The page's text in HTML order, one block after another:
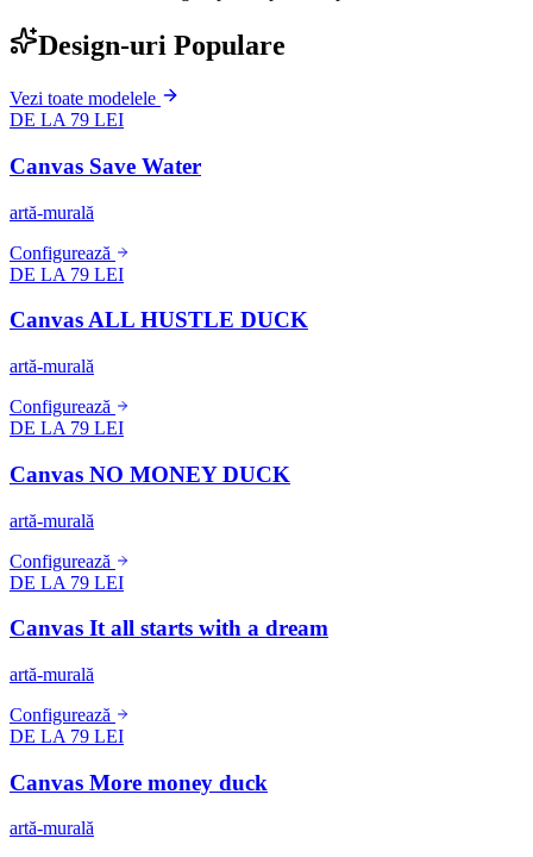
Design-uri Populare
Vezi toate modelele
DE LA 79 LEI
Canvas Save Water
artă-murală
Configurează
DE LA 79 LEI
Canvas ALL HUSTLE DUCK
artă-murală
Configurează
DE LA 79 LEI
Canvas NO MONEY DUCK
artă-murală
Configurează
DE LA 79 LEI
Canvas It all starts with a dream
artă-murală
Configurează
DE LA 79 LEI
Canvas More money duck
artă-murală